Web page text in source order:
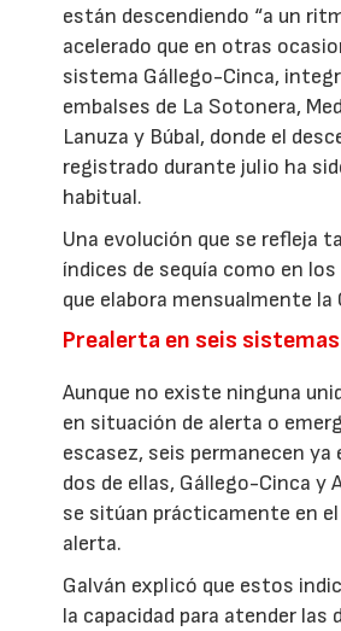
están descendiendo “a un
acelerado que en otras
sistema Gállego-Cinca,
embalses de La Sotonera,
Lanuza y Búbal, donde el
registrado durante julio ha
habitual.
Una evolución que se refleja
índices de sequía como en los
que elabora mensualmente la
Prealerta en seis sistemas
Aunque no existe ninguna
en situación de alerta o
escasez, seis permanecen ya
dos de ellas, Gállego-Cinca y
se sitúan prácticamente en el
alerta.
Galván explicó que estos
la capacidad para atender las